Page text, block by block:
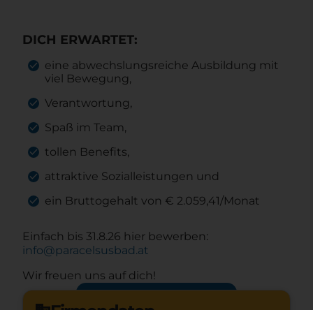
DICH ERWARTET:
eine abwechslungsreiche Ausbildung mit
viel Bewegung,
Verantwortung,
Spaß im Team,
tollen Benefits,
attraktive Sozialleistungen und
ein Bruttogehalt von € 2.059,41/Monat
Einfach bis 31.8.26 hier bewerben:
info@paracelsusbad.at
Wir freuen uns auf dich!